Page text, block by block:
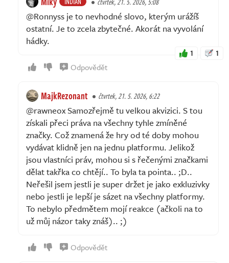
@Ronnyss je to nevhodné slovo, kterým urážíš
ostatní. Je to zcela zbytečné. Akorát na vyvolání
hádky.
1 1
Odpovědět
MajkRezonant čtvrtek, 21. 5. 2026, 6:22
@rawneox Samozřejmě tu velkou akvizici. S tou
získali přeci práva na všechny tyhle zmíněné
značky. Což znamená že hry od té doby mohou
vydávat klidně jen na jednu platformu. Jelikož
jsou vlastníci práv, mohou si s řečenými značkami
dělat takřka co chtějí.. To byla ta pointa.. ;D..
Neřešil jsem jestli je super držet je jako exkluzivky
nebo jestli je lepší je sázet na všechny platformy.
To nebylo předmětem mojí reakce (ačkoli na to
už můj názor taky znáš).. ;)
Odpovědět